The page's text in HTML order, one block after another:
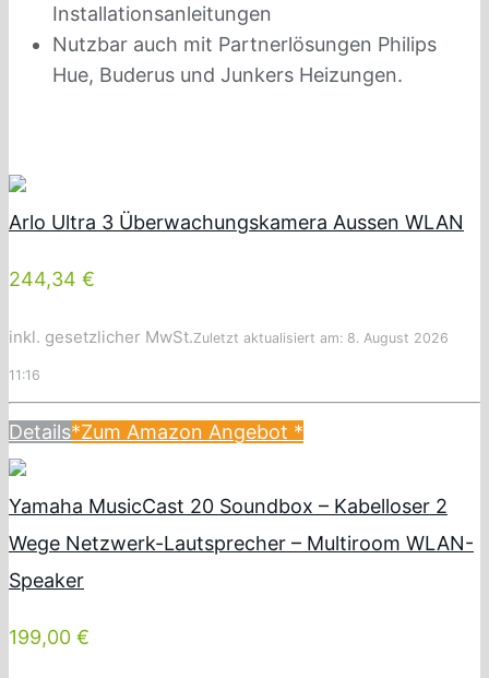
Installationsanleitungen
Nutzbar auch mit Partnerlösungen Philips
Hue, Buderus und Junkers Heizungen.
Arlo Ultra 3 Überwachungskamera Aussen WLAN
244,34 €
inkl. gesetzlicher MwSt.Zuletzt aktualisiert am: 8. August 2026
11:16
Details*Zum Amazon Angebot *
Yamaha MusicCast 20 Soundbox – Kabelloser 2
Wege Netzwerk-Lautsprecher – Multiroom WLAN-
Speaker
199,00 €